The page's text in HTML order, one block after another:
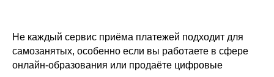
Не каждый сервис приёма платежей подходит для
самозанятых, особенно если вы работаете в сфере
онлайн-образования или продаёте цифровые